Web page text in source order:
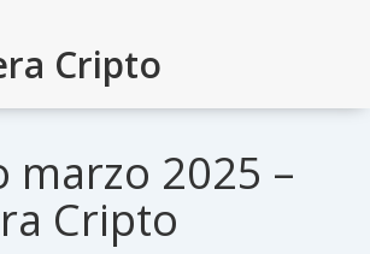
Cripto
marzo 2025 –
Cripto